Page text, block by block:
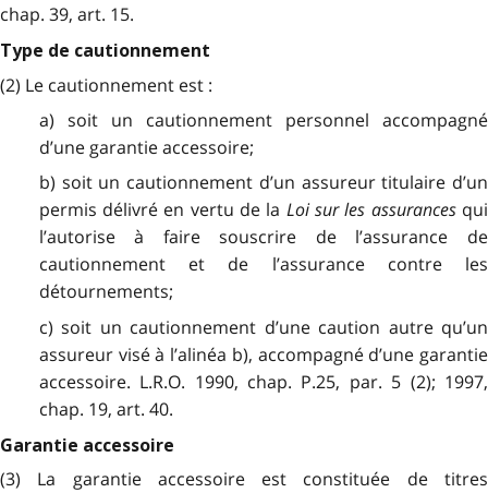
chap. 39, art. 15.
Type de cautionnement
(2) Le cautionnement est :
a) soit un cautionnement personnel accompagné
d’une garantie accessoire;
b) soit un cautionnement d’un assureur titulaire d’un
permis délivré en vertu de la Loi sur les assurancesqui
l’autorise à faire souscrire de l’assurance de
cautionnement et de l’assurance contre les
détournements;
c) soit un cautionnement d’une caution autre qu’un
assureur visé à l’alinéa b), accompagné d’une garantie
accessoire. L.R.O. 1990, chap. P.25, par. 5 (2); 1997,
chap. 19, art. 40.
Garantie accessoire
(3) La garantie accessoire est constituée de titres